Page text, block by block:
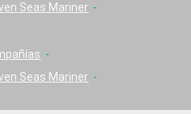
Seas Mariner
Seas Mariner